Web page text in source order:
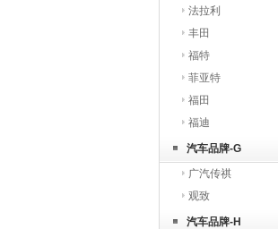
法拉利
丰田
福特
菲亚特
福田
福迪
汽车品牌-G
广汽传祺
观致
汽车品牌-H